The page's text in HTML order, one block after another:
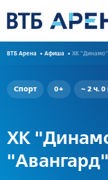
ВТБ Арена Афиша ХК "Динамо"
Спорт 0+ ~ 2 ч.
ХК
"Авангард"